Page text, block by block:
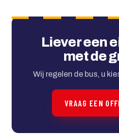
Liever een
met de
Wij regelen de bus, u
VRAAG EEN